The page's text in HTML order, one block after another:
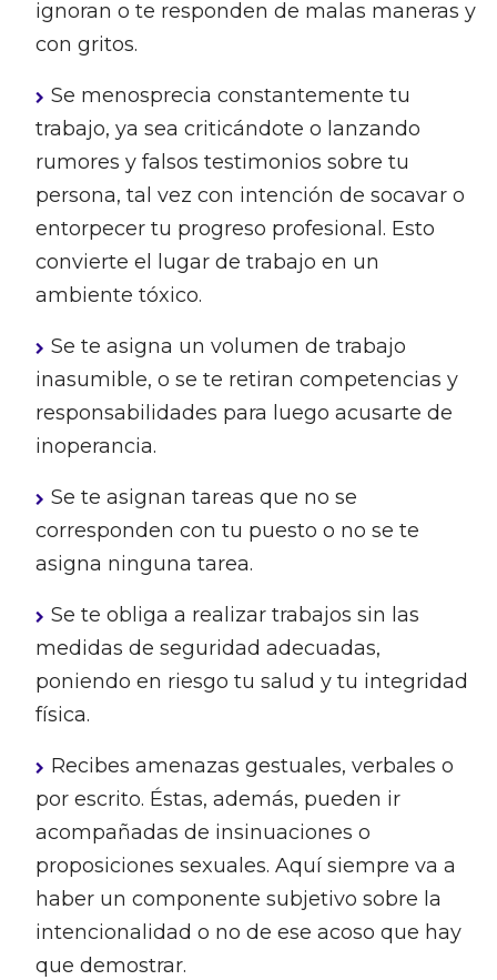
ignoran o te responden de malas maneras y
con gritos.
Se menosprecia constantemente tu
trabajo, ya sea criticándote o lanzando
rumores y falsos testimonios sobre tu
persona, tal vez con intención de socavar o
entorpecer tu progreso profesional. Esto
convierte el lugar de trabajo en un
ambiente tóxico.
Se te asigna un volumen de trabajo
inasumible, o se te retiran competencias y
responsabilidades para luego acusarte de
inoperancia.
Se te asignan tareas que no se
corresponden con tu puesto o no se te
asigna ninguna tarea.
Se te obliga a realizar trabajos sin las
medidas de seguridad adecuadas,
poniendo en riesgo tu salud y tu integridad
física.
Recibes amenazas gestuales, verbales o
por escrito. Éstas, además, pueden ir
acompañadas de insinuaciones o
proposiciones sexuales. Aquí siempre va a
haber un componente subjetivo sobre la
intencionalidad o no de ese acoso que hay
que demostrar.